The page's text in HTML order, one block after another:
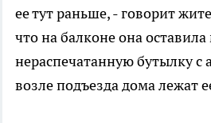
ее тут раньше, - говорит
что на балконе она
нераспечатанную бутылку с
возле подъезда дома лежат